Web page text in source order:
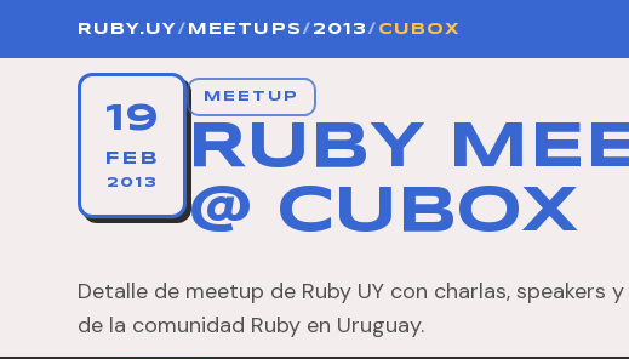
RUBY.UY/ MEETUPS / 2013 / CUBOX
19
FEB
2013
MEETUP
RUBY
@ CUBOX
Detalle de meetup de Ruby UY con charlas, speakers
de la comunidad Ruby en Uruguay.